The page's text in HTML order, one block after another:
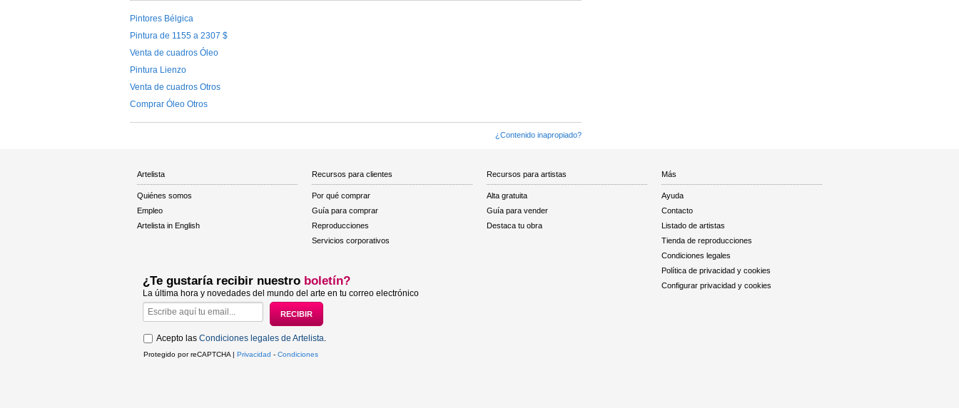
Pintores Bélgica
Pintura de 1155 a 2307 $
Venta de cuadros Óleo
Pintura Lienzo
Venta de cuadros Otros
Comprar Óleo Otros
¿Contenido inapropiado?
Artelista
Quiénes somos
Empleo
Artelista in English
Recursos para clientes
Por qué comprar
Guía para comprar
Reproducciones
Servicios corporativos
Recursos para artistas
Alta gratuita
Guía para vender
Destaca tu obra
Más
Ayuda
Contacto
Listado de artistas
Tienda de reproducciones
Condiciones legales
Política de privacidad y cookies
Configurar privacidad y cookies
¿Te gustaría recibir nuestro boletín?
La última hora y novedades del mundo del arte en tu correo electrónico
Acepto las Condiciones legales de Artelista
Protegido por reCAPTCHA | Privacidad - Condiciones